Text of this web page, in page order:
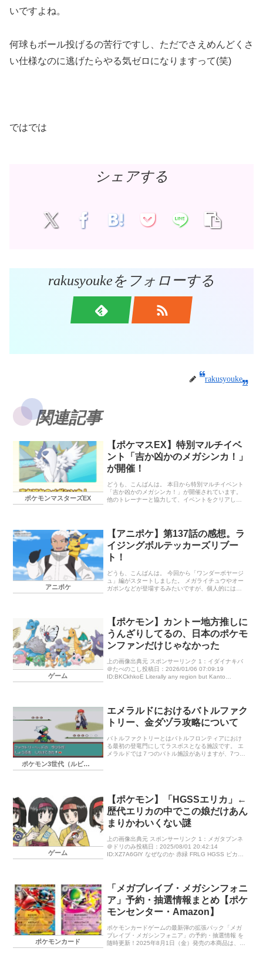
いですよね。
何球もボール投げるの苦行ですし、ただでさえめんどくさ
い仕様なのに逃げたらやる気ゼロになりますって(笑)
ではでは
シェアする
rakusyoukeをフォローする
rakusyouke
関連記事
ポケモンマスターズEX
【ポケマスEX】特別マルチイベ
ント「吉か凶かのメガシンカ！」
が開催！
どうも、こんばんは。 本日から特別マルチイベント
「吉か凶かのメガシンカ！」が開催されています。
他のトレーナーと協力して、イベントをクリアしま
「ギーマ（アナザー）＆アブソル」の性能 バディー
ズわざ 【吉とでるか凶とでるかのダークインパク
ト】 わざ 【かみつく（ゲージ2つ）】 【だましう
ち・表（ゲージ2つ）】 【よこどり（ゲージ2つ・
2/2）】 【終わりではない！（1/1）】 パッシブスキ
られた！】 【P…
アニポケ
【アニポケ】第137話の感想。ラ
イジングボルテッカーズリブー
ト！
どうも、こんばんは。 今回から「ワンダーボヤージ
ュ」編がスタートしました。 メガライチュウやオー
ガポンなどが登場するみたいですが、個人的には新
を終え、ぼんやりと日々を過ごすリコたち。そんな
彼女たちの元にフリードがやってくる。すごいポケ
モンを調査しようと、フィールドワークに誘い出す
フリード。そのすごいポケモンとは…ヒンバス！？
しかし、このヒンバス、図鑑の情報とはずいぶん違
が今動き出す─！！ （エピソード｜ポ…
ゲーム
【ポケモン】カントー地方推しに
うんざりしてるの、日本のポケモ
ンファンだけじゃなかった
上の画像出典元 スポンサーリンク 1：イダイナキバ
＠たべのこし投稿日：2026/01/06 07:09:19
ID:BKCkhkoE Literally any region but Kanto
ポケモン3世代（ルビー、サファイア、エメラルド）
エメラルドにおけるバトルファク
トリー、金ダヅラ攻略について
バトルファクトリーとはバトルフロンティアにおけ
る最初の登竜門にしてラスボスとなる施設です。 エ
メラルドでは７つのバトル施設がありますが、7つあ
バトルファクトリーとは バトルファクトリーの仕様
ポケモンの型は1つだけ 相手トレーナーのAIについ
て 個体値について 施設内で自身のポケモンを交換す
ることによって最初に選べるポケモンが強くなる ダ
ヅラの手持ちポケモンの個…
ゲーム
【ポケモン】「HGSSエリカ」←
歴代エリカの中でこの娘だけあん
まりかわいくない謎
上の画像出典元 スポンサーリンク 1：メガタブンネ
＠ドリのみ投稿日：2025/08/01 20:42:14
ID:XZ7A6GlY なぜなのか 赤緑 FRLG HGSS ピカブ
ポケモンカード
「メガブレイブ・メガシンフォニ
ア」予約・抽選情報まとめ【ポケ
モンセンター・Amazon】
ポケモンカードゲームの最新弾の拡張パック「メガ
ブレイブ・メガシンフォニア」の予約・抽選情報 を
随時更新！2025年8月1日（金）発売の本商品は、